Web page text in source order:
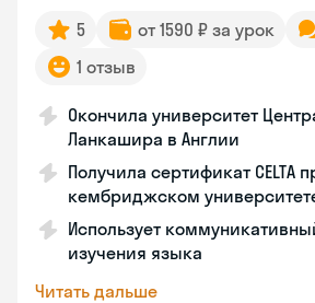
5 от 1590 ₽ за урок
1 отзыв
Окончила университет
Ланкашира в Англии
Получила сертификат СELTA
кембриджском
Использует
изучения языка
Читать дальше